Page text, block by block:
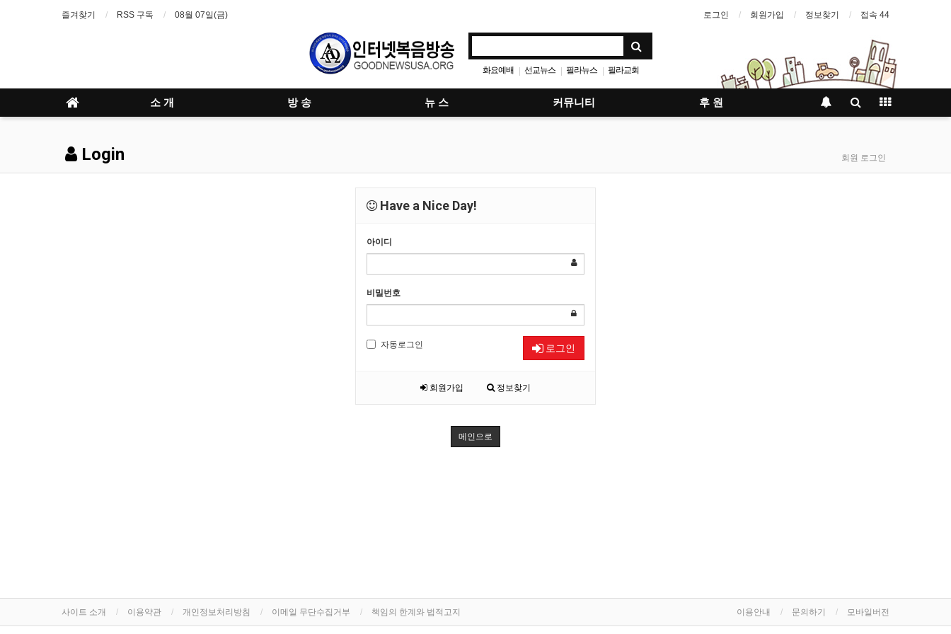
즐겨찾기 RSS 구독 08월 07일(금) 로그인 회원가입 정보찾기 접속 44
화요예배 | 선교뉴스 | 필라뉴스 | 필라교회
소 개 방 송 뉴 스 커뮤니티 후 원
Login 회원 로그인
Have a Nice Day!
아이디
비밀번호
자동로그인 로그인
회원가입 정보찾기
메인으로
사이트 소개 이용약관 개인정보처리방침 이메일 무단수집거부 책임의 한계와 법적고지 이용안내 문의하기 모바일버전